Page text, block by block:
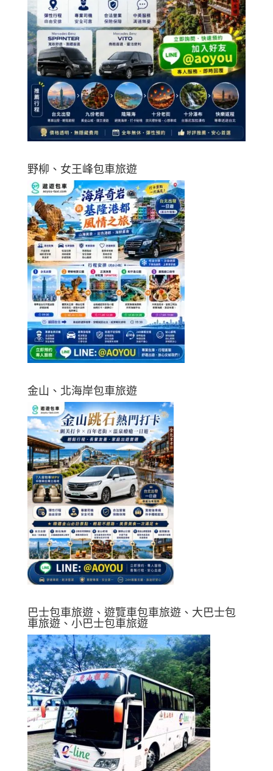
野柳、女王峰包車旅遊
金山、北海岸包車旅遊
巴士包車旅遊、遊覽車包車旅遊、大巴士包
車旅遊、小巴士包車旅遊